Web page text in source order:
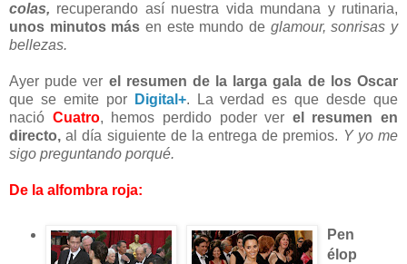
colas, recuperando así nuestra vida mundana y rutinaria,
unos minutos más en este mundo de glamour, sonrisas y
bellezas.
Ayer pude ver el resumen de la larga gala de los Oscar
que se emite por
Digital+. La verdad es que desde que
nació Cuatro, hemos perdido poder ver el resumen en
directo,al día siguiente de la entrega de premios. Y yo me
sigo preguntando porqué.
De la alfombra roja:
Pen
élop